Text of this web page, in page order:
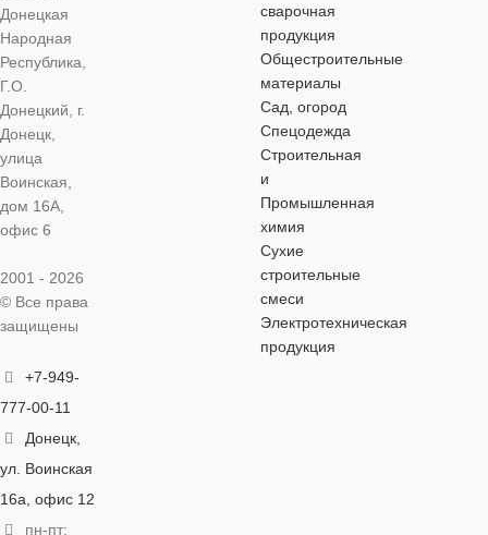
цинковый сплав
цинковый сплав
ДИАМЕТР КАРТРИДЖА
35 мм
ВЫСОТА
ПОКРЫТИЕ
УПРАВЛЕНИЕ
ДЛИНА ИЗЛИВА
185 мм,95 мм
МАТЕРИАЛ КОРПУСА
цинковый сплав
ДИАМЕТР КАРТРИДЖА
35 мм
ВЫСОТА 120 мм
ВЫСОТА
Донецкая
Народная
Республика,
Г.О.
Донецкий, г.
Донецк,
улица
Воинская,
дом 16А,
офис 6
2001 - 2026
© Все права
защищены
+7-949-
777-00-11
Донецк,
ул. Воинская
16а, офис 12
пн-пт:
сварочная
продукция
Общестроительные
материалы
Сад, огород
Спецодежда
Строительная
и
Промышленная
химия
Сухие
строительные
смеси
Электротехническая
продукция